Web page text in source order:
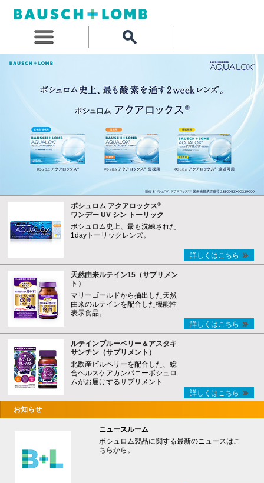
ボシュロム アクアロックス®
ワンデー UV シン トーリック
ボシュロム史上、最も洗練された
1dayトーリックレンズ。
詳しくはこちら
天然由来ルテイン15（サプリメン
ト）
マリーゴールドから抽出した天然
由来のルテインを配合した機能性
表示食品。
詳しくはこちら
ルテインブルーベリー＆アスタキ
サンチン（サプリメント）
北欧産ビルベリーを配合した、総
合ヘルスケアカンパニーボシュロ
ムがお届けするサプリメント
詳しくはこちら
お知らせ
ニュースルーム
ボシュロム製品に関する最新のニュースはこ
ちらから。